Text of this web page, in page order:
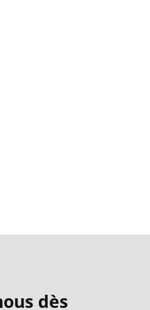
dès